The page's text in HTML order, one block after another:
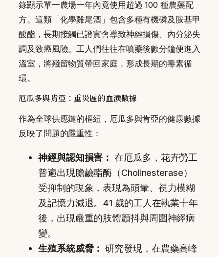
錄顯示單一農場一年內竟使用超過 100 種農藥配
方。這類「化學雞尾酒」包含多種有機磷及胺基甲
酸酯，長期接觸已證實會導致神經損傷、內分泌失
調及致癌風險。工人們往往在噴藥後數分鐘便進入
溫室，將殘留物質帶回家庭，形成長期的毒素循
環。
厄瓜多與肯亞：重災區的血淚數據
作為全球供應鏈的樞紐，厄瓜多與肯亞的健康數據
反映了問題的嚴重性：
神經與認知損害： 在厄瓜多，花卉勞工
普遍出現膽鹼酯酶（Cholinesterase）
受抑制的現象，表現為頭暈、視力模糊
及記憶力減退。41 歲的工人在執業十年
後，出現嚴重的肢體顫抖與周圍神經病
變。
生殖系統威脅： 研究發現，在農藥高峰